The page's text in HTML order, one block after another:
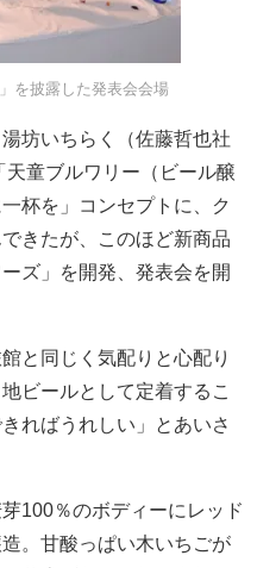
を披露した発表会会場
坊いちらく（佐藤哲也社
童ブルワリー（ビール醸
杯を」コンセプトに、ク
きたが、このほど新商品
ズ」を開発、発表会を開
と同じく気配りと心配り
ビールとして定着するこ
ればうれしい」とあいさ
100％のボディーにレッド
。甘酸っぱい木いちごが